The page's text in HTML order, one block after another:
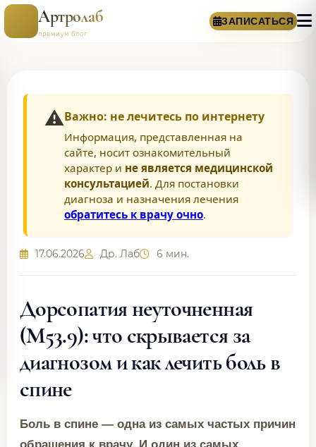
Артролаб
премиум блог
ЗАПИСАТЬСЯ
⚠️Важно: не лечитесь по интернету
Информация, представленная на
сайте, носит ознакомительный
характер и не является медицинской
консультацией. Для постановки
диагноза и назначения лечения
обратитесь к врачу очно.
17.06.2026 Др. Лаб 6 мин.
Дорсопатия неуточненная
(M53.9): что скрывается за
диагнозом и как лечить боль в
спине
Боль в спине — одна из самых частых причин